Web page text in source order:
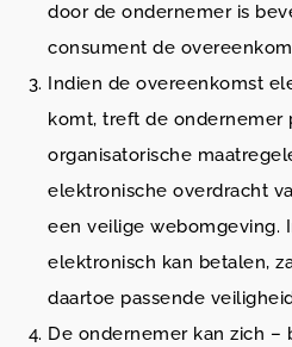
door de ondernemer is
consument de
Indien de overeenkomst
komt, treft de ondernemer
organisatorische
elektronische overdracht
een veilige webomgeving.
elektronisch kan betalen,
daartoe passende
De ondernemer kan zich